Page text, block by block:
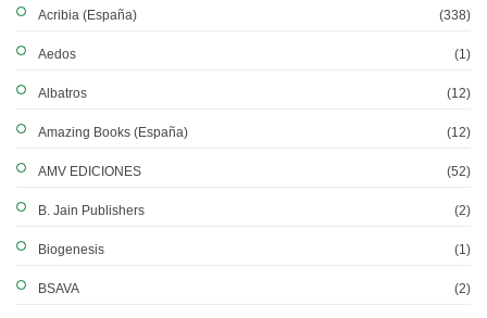
Acribia (España) (338)
Aedos (1)
Albatros (12)
Amazing Books (España) (12)
AMV EDICIONES (52)
B. Jain Publishers (2)
Biogenesis (1)
BSAVA (2)